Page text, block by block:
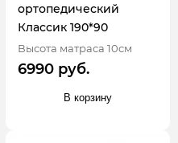
ортопедический
Классик 190*90
Высота матраса 10см
6990 руб.
В корзину